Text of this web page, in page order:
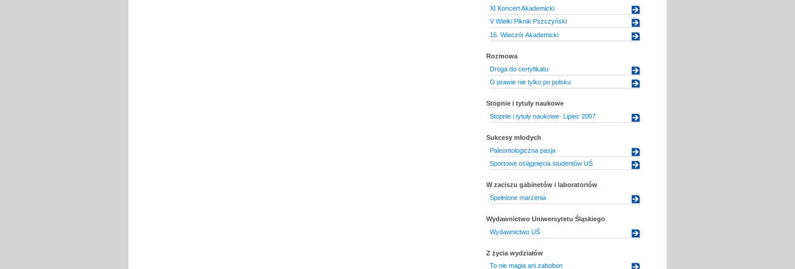
XI Koncert Akademicki
V Wielki Piknik Pszczyński
16. Wieczór Akademicki
Rozmowa
Droga do certyfikatu
O prawie nie tylko po polsku
Stopnie i tytuły naukowe
Stopnie i tytuły naukowe- Lipiec 2007
Sukcesy młodych
Paleontologiczna pasja
Sportowe osiągnięcia studentów UŚ
W zaciszu gabinetów i laboratoriów
Spełnione marzenia
Wydawnictwo Uniwersytetu Śląskiego
Wydawnictwo UŚ
Z życia wydziałów
To nie magia ani zabobon